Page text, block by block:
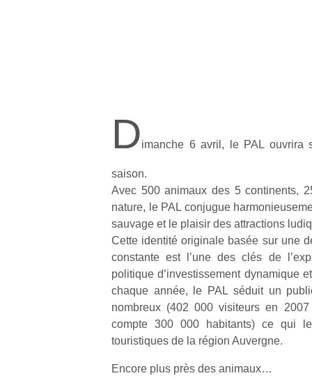
Dimanche 6 avril, le PAL ouvrira
saison.
Avec 500 animaux des 5 continents,
nature, le PAL conjugue
sauvage et le plaisir des attractions
Cette identité originale basée sur une
constante est l’une des clés de
politique d’investissement dynamique
chaque année, le PAL séduit un
nombreux (402 000 visiteurs en
compte 300 000 habitants) ce qui
touristiques de la région Auvergne.
Encore plus près des animaux…